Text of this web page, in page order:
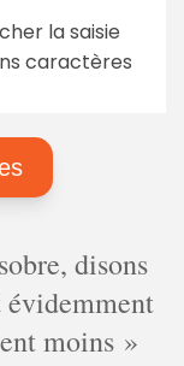
la saisie
caractères
disons
évidemment
moins